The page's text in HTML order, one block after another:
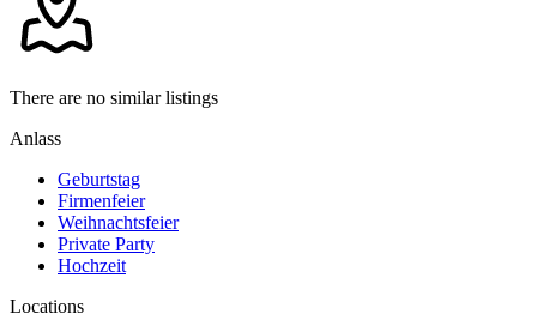
There are no similar listings
Anlass
Geburtstag
Firmenfeier
Weihnachtsfeier
Private Party
Hochzeit
Locations